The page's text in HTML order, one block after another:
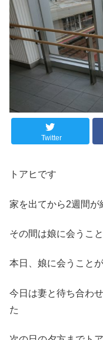
Twitter
トアヒです
家を出てから2週間が
その間は娘に会うこ
本日、娘に会うこと
今日は妻と待ち合わ
た